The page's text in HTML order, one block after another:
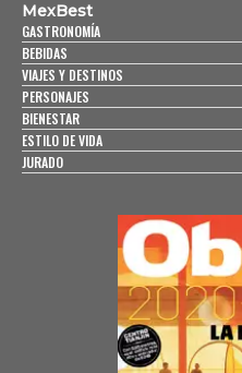
MexBest
GASTRONOMÍA
BEBIDAS
VIAJES Y DESTINOS
PERSONAJES
BIENESTAR
ESTILO DE VIDA
JURADO